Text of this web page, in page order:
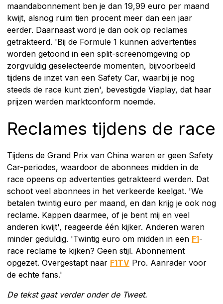
maandabonnement ben je dan 19,99 euro per maand
kwijt, alsnog ruim tien procent meer dan een jaar
eerder. Daarnaast word je dan ook op reclames
getrakteerd. 'Bij de Formule 1 kunnen advertenties
worden getoond in een split-screenomgeving op
zorgvuldig geselecteerde momenten, bijvoorbeeld
tijdens de inzet van een Safety Car, waarbij je nog
steeds de race kunt zien', bevestigde Viaplay, dat haar
prijzen werden marktconform noemde.
Reclames tijdens de race
Tijdens de Grand Prix van China waren er geen Safety
Car-periodes, waardoor de abonnees midden in de
race opeens op advertenties getrakteerd werden. Dat
schoot veel abonnees in het verkeerde keelgat. 'We
betalen twintig euro per maand, en dan krijg je ook nog
reclame. Kappen daarmee, of je bent mij en veel
anderen kwijt', reageerde één kijker. Anderen waren
minder geduldig. 'Twintig euro om midden in een F1-
race reclame te kijken? Geen stijl. Abonnement
opgezet. Overgestapt naar F1TV Pro. Aanrader voor
de echte fans.'
De tekst gaat verder onder de Tweet.